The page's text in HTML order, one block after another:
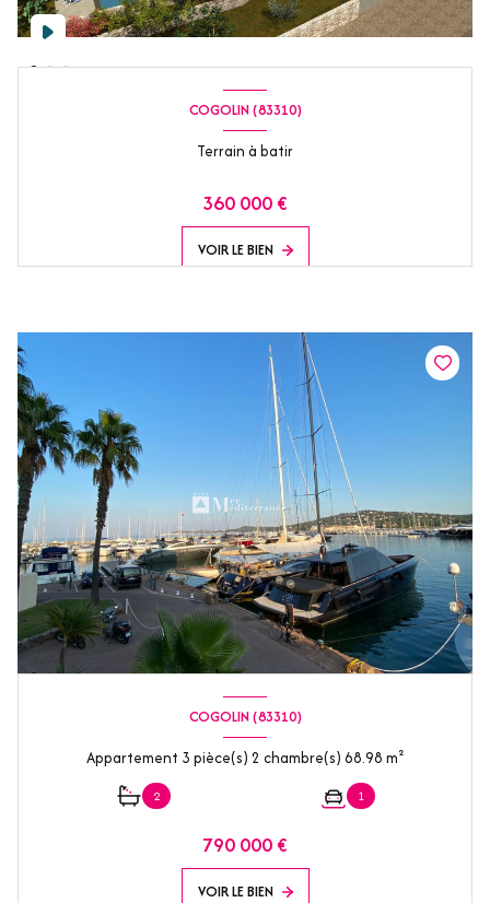
COGOLIN (83310)
Terrain à batir
360 000 €
VOIR LE BIEN
COGOLIN (83310)
Appartement 3 pièce(s) 2 chambre(s) 68.98 m²
2 1
790 000 €
VOIR LE BIEN